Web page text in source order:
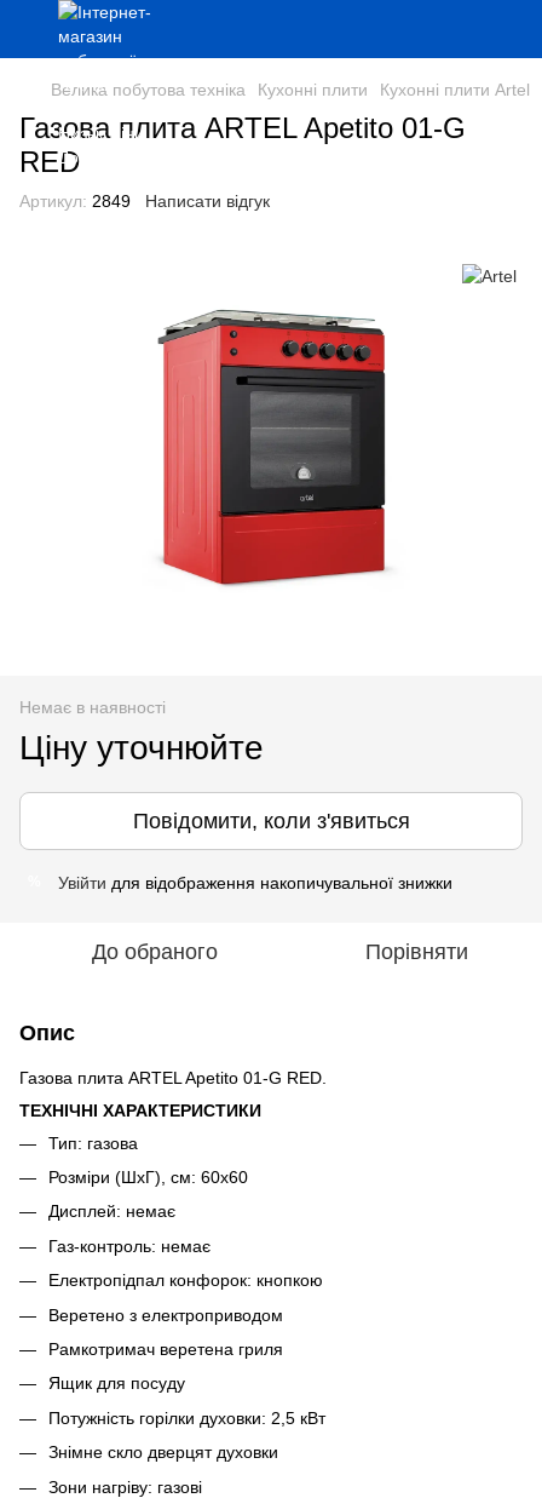
Велика побутова техніка Кухонні плити Кухонні плити Artel
Газова плита ARTEL Apetito 01-G
RED
Артикул: 2849 Написати відгук
Немає в наявності
Ціну уточнюйте
Повідомити, коли з'явиться
Увійти для відображення накопичувальної знижки
До обраного Порівняти
Опис
Газова плита ARTEL Apetito 01-G RED.
ТЕХНІЧНІ ХАРАКТЕРИСТИКИ
Тип: газова
Розміри (ШхГ), см: 60х60
Дисплей: немає
Газ-контроль: немає
Електропідпал конфорок: кнопкою
Веретено з електроприводом
Рамкотримач веретена гриля
Ящик для посуду
Потужність горілки духовки: 2,5 кВт
Знімне скло дверцят духовки
Зони нагріву: газові